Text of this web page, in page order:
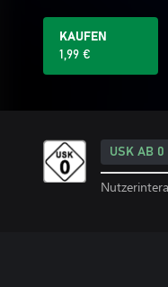
KAUFEN
1,99 €
USK AB 0